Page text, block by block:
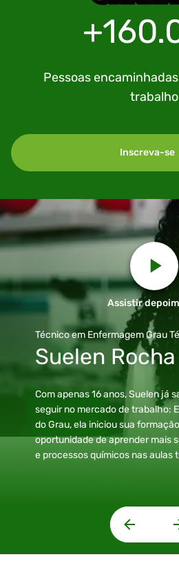
Pessoas
trabalho
Inscreva-se
Assistir
Técnico em EnfermagemGrau
Suelen Rocha
Com apenas 16 anos, Suelen já
seguir no mercado de trabalho:
do Grau, ela iniciou sua
oportunidade de aprender mais
e processos químicos nas aulas